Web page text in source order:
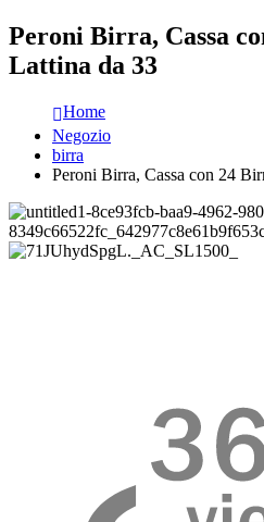
Peroni Birra, Cassa
Lattina da 33
Home
Negozio
birra
Peroni Birra, Cassa con 24